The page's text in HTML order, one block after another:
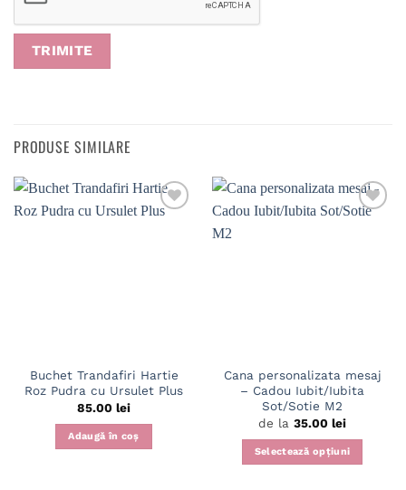
PRODUSE SIMILARE
Buchet Trandafiri Hartie
Roz Pudra cu Ursulet Plus
85.00 lei
Adaugă în coș
Cana personalizata mesaj
– Cadou Iubit/Iubita
Sot/Sotie M2
de la 35.00 lei
Selectează opțiuni